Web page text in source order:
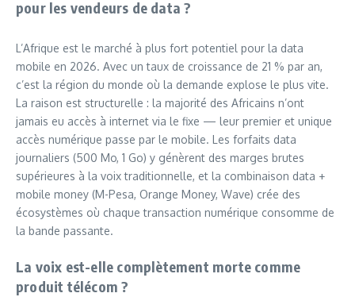
pour les vendeurs de data ?
L’Afrique est le marché à plus fort potentiel pour la data
mobile en 2026. Avec un taux de croissance de 21 % par an,
c’est la région du monde où la demande explose le plus vite.
La raison est structurelle : la majorité des Africains n’ont
jamais eu accès à internet via le fixe — leur premier et unique
accès numérique passe par le mobile. Les forfaits data
journaliers (500 Mo, 1 Go) y génèrent des marges brutes
supérieures à la voix traditionnelle, et la combinaison data +
mobile money (M-Pesa, Orange Money, Wave) crée des
écosystèmes où chaque transaction numérique consomme de
la bande passante.
La voix est-elle complètement morte comme
produit télécom ?